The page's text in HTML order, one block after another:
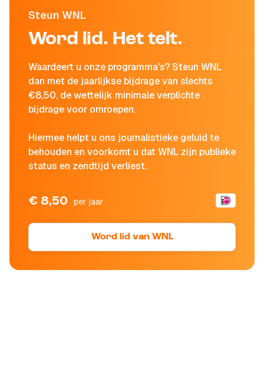
Steun WNL
Word lid. Het telt.
Waardeert u onze programma's? Steun WNL
dan met de jaarlijkse bijdrage van slechts
€8,50, de wettelijk minimale verplichte
bijdrage voor omroepen.
Hiermee helpt u ons journalistieke geluid te
behouden en voorkomt u dat WNL zijn publieke
status en zendtijd verliest.
€ 8,50 per jaar
Word lid van WNL